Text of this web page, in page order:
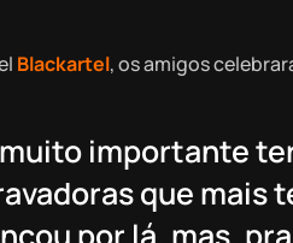
Blackartel, os amigos
importante
que mais